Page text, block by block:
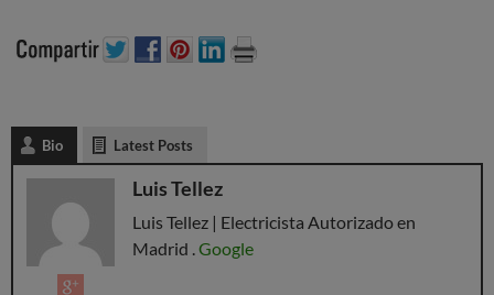
Bio Latest Posts
Luis Tellez
Luis Tellez | Electricista Autorizado en
Madrid .Google